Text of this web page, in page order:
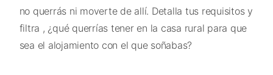
no querrás ni moverte de allí. Detalla tus requisitos y
filtra , ¿qué querrías tener en la casa rural para que
sea el alojamiento con el que soñabas?